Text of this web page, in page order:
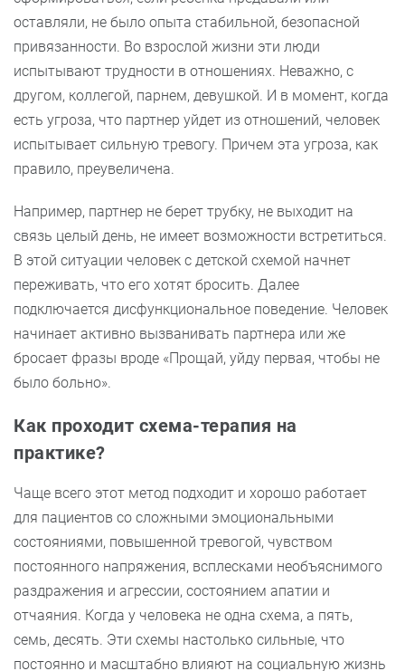
оставляли, не было опыта стабильной, безопасной
привязанности. Во взрослой жизни эти люди
испытывают трудности в отношениях. Неважно, с
другом, коллегой, парнем, девушкой. И в момент, когда
есть угроза, что партнер уйдет из отношений, человек
испытывает сильную тревогу. Причем эта угроза, как
правило, преувеличена.
Например, партнер не берет трубку, не выходит на
связь целый день, не имеет возможности встретиться.
В этой ситуации человек с детской схемой начнет
переживать, что его хотят бросить. Далее
подключается дисфункциональное поведение. Человек
начинает активно вызванивать партнера или же
бросает фразы вроде «Прощай, уйду первая, чтобы не
было больно».
Как проходит схема-терапия на
практике?
Чаще всего этот метод подходит и хорошо работает
для пациентов со сложными эмоциональными
состояниями, повышенной тревогой, чувством
постоянного напряжения, всплесками необъяснимого
раздражения и агрессии, состоянием апатии и
отчаяния. Когда у человека не одна схема, а пять,
семь, десять. Эти схемы настолько сильные, что
постоянно и масштабно влияют на социальную жизнь